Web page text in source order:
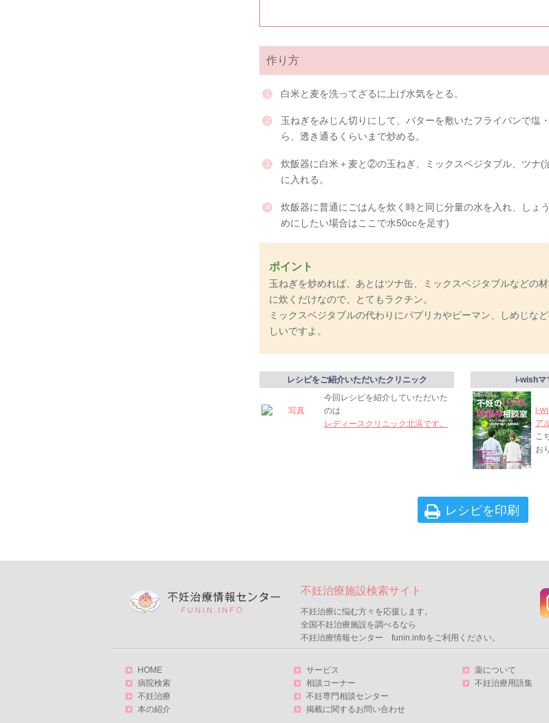
作り方
白米と麦を洗ってざるに上げ水気をとる。
玉ねぎをみじん切りにして、バターを敷いたフライパンで塩
ら、透き通るくらいまで炒める。
炊飯器に白米＋麦と②の玉ねぎ、ミックスベジタブル、ツナ(
に入れる。
炊飯器に普通にごはんを炊く時と同じ分量の水を入れ、しょ
めにしたい場合はここで水50ccを足す)
ポイント
玉ねぎを炒めれば、あとはツナ缶、ミックスベジタブルなどの
に炊くだけなので、とてもラクチン。
ミックスベジタブルの代わりにパプリカやピーマン、しめじな
しいですよ。
レシピをご紹介いただいたクリニック
今回レシピを紹介していただいた
のは
レディースクリニック北浜です。
i-wishマ
i-
ア
こ
お
レシピを印刷
不妊治療施設検索サイト
不妊治療に悩む方々を応援します。
全国不妊治療施設を調べるなら
不妊治療情報センター funin.infoをご利用ください。
HOME
病院検索
不妊治療
本の紹介
サービス
相談コーナー
不妊専門相談センター
掲載に関するお問い合わせ
薬について
不妊治療用語集